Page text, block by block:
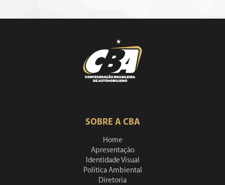
SOBRE A CBA
Home
Apresentação
Identidade Visual
Política Ambiental
Diretoria